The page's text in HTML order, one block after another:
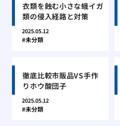
衣類を蝕む小さな蛾イガ
類の侵入経路と対策
2025.05.12
未分類
徹底比較市販品VS手作
りホウ酸団子
2025.05.12
未分類